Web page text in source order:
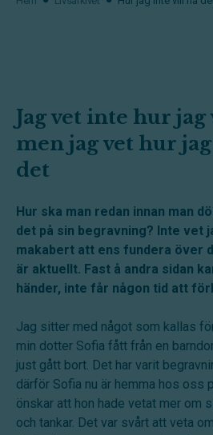
Jag vet inte hur
men jag vet hur
det
Hur ska man redan innan man
det på sin begravning? Inte vet
makabert att ens fundera över
är aktuellt. Fast å andra sidan
händer, inte får någon tid att
Jag sitter med något som kallas
min dotter Sofia fått från en
just gått bort. Det har varit
därför Sofia nu är hemma hos oss
önskar att hon hade vetat mer om
och tankar. Det var svårt att veta